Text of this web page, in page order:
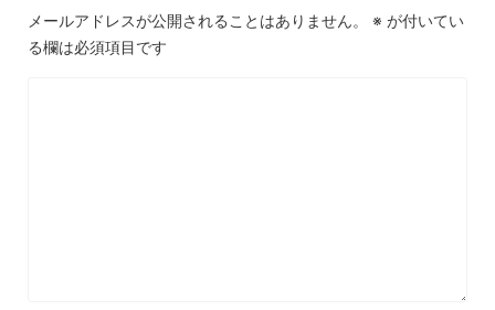
メールアドレスが公開されることはありません。 ※ が付いてい
る欄は必須項目です